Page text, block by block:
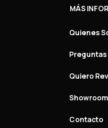
MÁS
Quienes
Quiero
Showroom
Contacto